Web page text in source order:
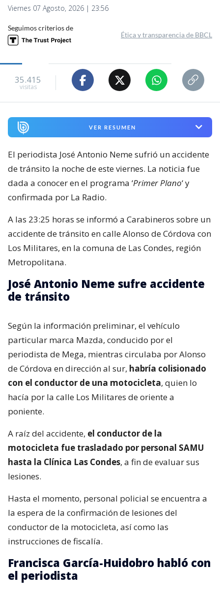
Viernes 07 Agosto, 2026 | 23:56
Seguimos criterios de
Ética y transparencia de BBCL
35.415
visitas
VER RESUMEN
El periodista José Antonio Neme sufrió un accidente
de tránsito la noche de este viernes. La noticia fue
dada a conocer en el programa ‘Primer Plano‘ y
confirmada por La Radio.
A las 23:25 horas se informó a Carabineros sobre un
accidente de tránsito en calle Alonso de Córdova con
Los Militares, en la comuna de Las Condes, región
Metropolitana.
José Antonio Neme sufre accidente
de tránsito
Según la información preliminar, el vehículo
particular marca Mazda, conducido por el
periodista de Mega, mientras circulaba por Alonso
de Córdova en dirección al sur, habría colisionado
con el conductor de una motocicleta, quien lo
hacía por la calle Los Militares de oriente a
poniente.
A raíz del accidente, el conductor de la
motocicleta fue trasladado por personal SAMU
hasta la Clínica Las Condes, a fin de evaluar sus
lesiones.
Hasta el momento, personal policial se encuentra a
la espera de la confirmación de lesiones del
conductor de la motocicleta, así como las
instrucciones de fiscalía.
Francisca García-Huidobro habló con
el periodista